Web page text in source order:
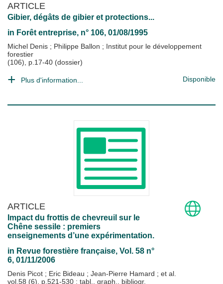
ARTICLE
Gibier, dégâts de gibier et protections...
in Forêt entreprise, n° 106, 01/08/1995
Michel Denis ; Philippe Ballon ; Institut pour le développement
forestier
(106), p.17-40 (dossier)
Plus d'information... Disponible
ARTICLE
Impact du frottis de chevreuil sur le
Chêne sessile : premiers
enseignements d’une expérimentation.
in Revue forestière française, Vol. 58 n°
6, 01/11/2006
Denis Picot ; Eric Bideau ; Jean-Pierre Hamard ; et al.
vol.58 (6), p.521-530 : tabl., graph., bibliogr.